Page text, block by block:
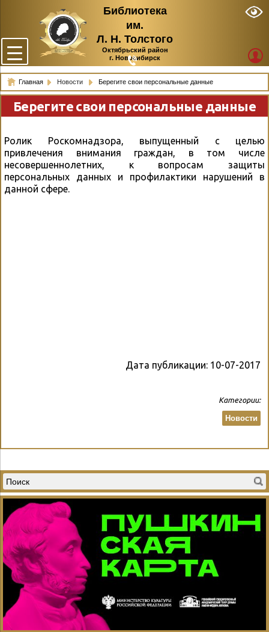
Библиотека
им.
Л. Н. Толстого
Октябрьский район
г. Новосибирск
Главная Новости Берегите свои персональные данные
Берегите свои персональные данные
Ролик Роскомнадзора, выпущенный с целью
привлечения внимания граждан, в том числе
несовершеннолетних, к вопросам защиты
персональных данных и профилактики нарушений в
данной сфере.
Дата публикации: 10-07-2017
Категории:
Новости